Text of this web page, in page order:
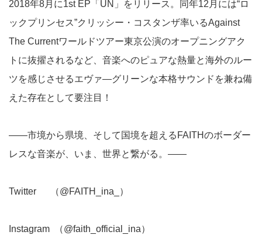
2018年8月に1st EP「UN」をリリース。同年12月には“ロ
ックプリンセス”クリッシー・コスタンザ率いるAgainst
The Currentワールドツアー東京公演のオープニングアク
トに抜擢されるなど、音楽へのピュアな熱量と海外のルー
ツを感じさせるエヴァ―グリーンな本格サウンドを兼ね備
えた存在として要注目！
――市境から県境、そして国境を超えるFAITHのボーダー
レスな音楽が、いま、世界と繋がる。――
Twitter （@FAITH_ina_）
Instagram （@faith_official_ina）